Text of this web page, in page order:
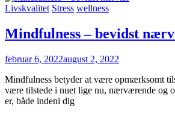
Livskvalitet Stress wellness
Mindfulness – bevidst
februar 6, 2022august 2, 2022
Mindfulness betyder at være opmærksomt
være tilstede i nuet lige nu, nærværende og
er, både indeni dig